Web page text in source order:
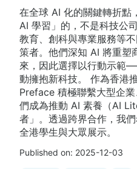
在全球 AI 化的關鍵轉折點
AI 學習」的，不是科技公
教育、創科與專業服務等
策者。他們深知 AI 將重塑
來，因此選擇以行動示範
動擁抱新科技。 作為香港
Preface 積極聯繫大型企
們成為推動 AI 素養（AI
者」。透過跨界合作，我
全港學生與大眾展示。
Published on: 2025-12-03